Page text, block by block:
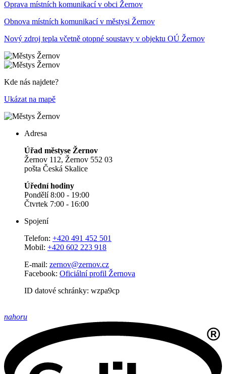
Oprava místních komunikací v obci Žernov
Obnova místních komunikací v městysi Žernov
Nový zdroj tepla včetně otopné soustavy v objektu OÚ Žernov
Kde nás najdete?
Ukázat na mapě
Adresa
Úřad městyse Žernov
Žernov 112, Žernov 552 03
pošta Česká Skalice
Úřední hodiny
Pondělí 8:00 - 19:00
Čtvrtek 7:00 - 16:00
Spojení
Telefon: +420 491 452 501
Mobil: +420 602 223 918
E-mail: zernov@zernov.cz
Facebook: Oficiální profil Žernova
ID datové schránky: wzpa9cp
nahoru